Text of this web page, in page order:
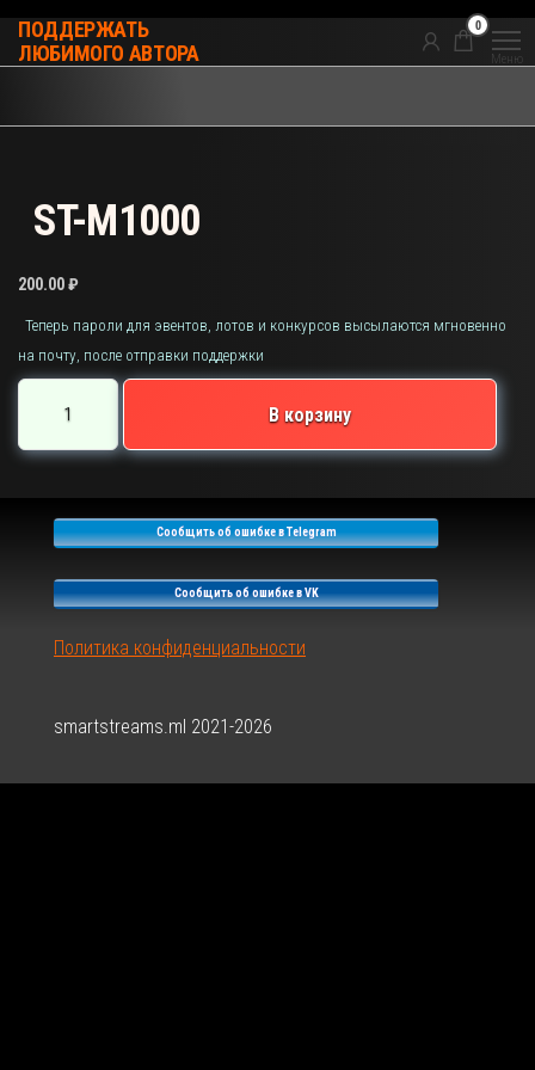
ПОДДЕРЖАТЬ
ЛЮБИМОГО АВТОРА
0
Меню
ST-M1000
200.00₽
Теперь пароли для эвентов, лотов и конкурсов высылаются мгновенно
на почту, после отправки поддержки
товара
ST-
В корзину
Сообщить об ошибке в Telegram
Сообщить об ошибке в VK
Политика конфиденциальности
smartstreams.ml 2021-2026